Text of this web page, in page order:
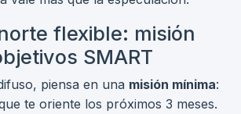
flexible: misión
SMART
piensa en una misión mínima:
te oriente los próximos 3 meses.